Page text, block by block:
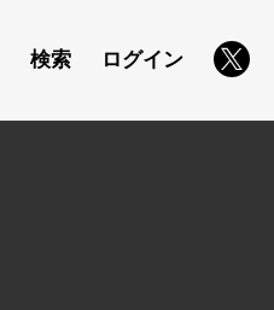
検索 ログイン